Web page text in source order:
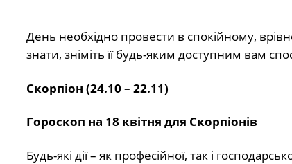
День необхідно провести в спокійному,
знати, зніміть її будь-яким доступним вам
Скорпіон (24.10 – 22.11)
Гороскоп на 18 квітня для Скорпіонів
Будь-які дії – як професійної, так і